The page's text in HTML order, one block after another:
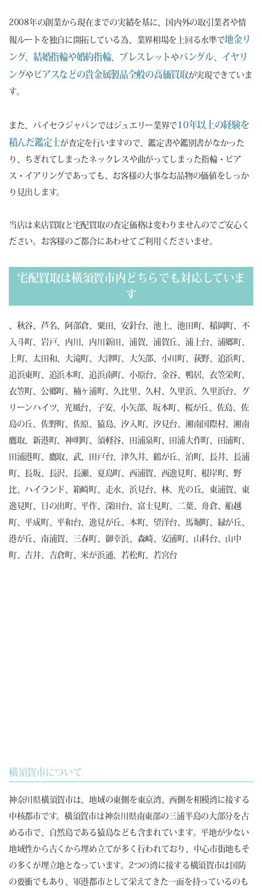
2008年の創業から現在までの実績を基に、国内外の取引業者や情
報ルートを独自に開拓している為、業界相場を上回る水準で地金リ
ング、結婚指輪や婚約指輪、ブレスレット やバングル、イヤリ
ングや ピアスなどの貴金属製品全般の高価買取が実現できていま
す。
また、バイセラジャパンではジュエリー業界で 10年以上の経験を
積んだ鑑定士が査定を行いますので、鑑定書や鑑別書がなかった
り、ちぎれてしまったネックレスや曲がってしまった指輪・ピア
ス・イアリングであっても、お客様の大事なお品物の価値をしっか
り見出します。
当店は来店買取と宅配買取の査定価格は変わりませんのでご安心く
ださい。お客様のご都合にあわせてご利用くださいませ。
宅配買取は横須賀市内どちらでも対応していま
す
、秋谷、芦名、阿部倉、粟田、安針台、池上、池田町、稲岡町、不
入斗町、岩戸、内川、内川新田、浦賀、浦賀丘、浦上台、浦郷町、
上町、太田和、大滝町、大津町、大矢部、小川町、荻野、追浜町、
追浜東町、追浜本町、追浜南町、小原台、金谷、鴨居、衣笠栄町、
衣笠町、公郷町、楠ヶ浦町、久比里、久村、久里浜、久里浜台、グ
リーンハイツ、光風台、子安、小矢部、坂本町、桜が丘、佐島、佐
島の丘、佐野町、佐原、猿島、汐入町、汐見台、湘南国際村、湘南
鷹取、新港町、神明町、須軽谷、田浦泉町、田浦大作町、田浦町、
田浦港町、鷹取、武、田戸台、津久井、鶴が丘、泊町、長井、長浦
町、長坂、長沢、長瀬、夏島町、西浦賀、西逸見町、根岸町、野
比、ハイランド、箱崎町、走水、浜見台、林、光の丘、東浦賀、東
逸見町、日の出町、平作、深田台、富士見町、二葉、舟倉、船越
町、平成町、平和台、逸見が丘、本町、望洋台、馬堀町、緑が丘、
港が丘、南浦賀、三春町、御幸浜、森崎、安浦町、山科台、山中
町、吉井、吉倉町、米が浜通、若松町、若宮台
横須賀市について
神奈川県横須賀市は、地域の東側を東京湾、西側を相模湾に接する
中核都市です。横須賀市は神奈川県南東部の三浦半島の大部分を占
める市で、自然島である猿島なども含まれています。平地が少ない
地域性から古くから埋め立てが多く行われており、中心市街地もそ
の多くが埋立地となっています。2つの湾に接する横須賀市は国防
の要衝でもあり、軍港都市として栄えてきた一面を持っているのも